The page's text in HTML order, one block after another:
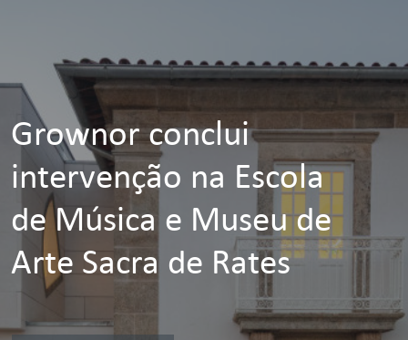
Grownor conclui
intervenção na Escola
de Música e Museu de
Arte Sacra de Rates